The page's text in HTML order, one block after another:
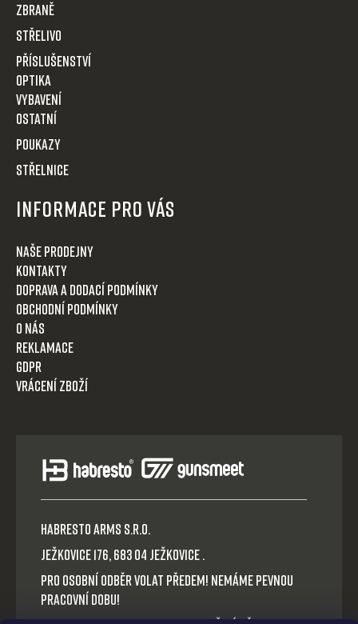
Zbraně
Střelivo
Příslušenství
Optika
VYBAVENÍ
OSTATNÍ
POUKAZY
STŘELNICE
Informace pro Vás
Naše prodejny
Kontakty
Doprava a dodací podmínky
Obchodní podmínky
O nás
Reklamace
GDPR
Vrácení zboží
HABRESTO ARMS s.r.o.
Ježkovice 176, 683 04 Ježkovice .
Pro osobní odběr volat předem! Nemáme pevnou
pracovní dobu!